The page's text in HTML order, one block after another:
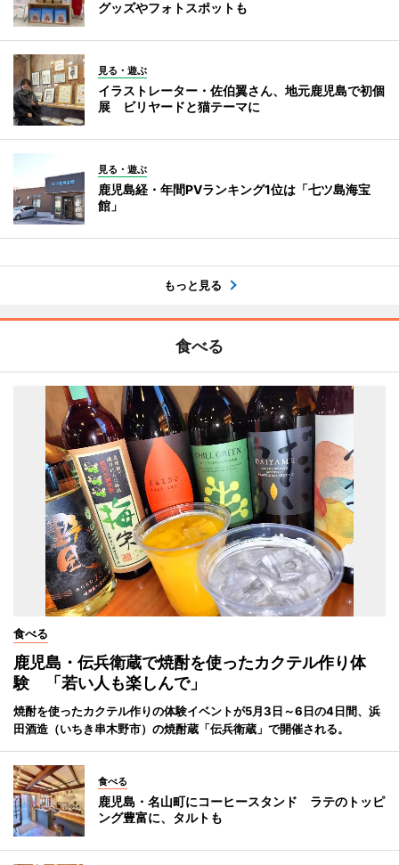
グッズやフォトスポットも
見る・遊ぶ
イラストレーター・佐伯翼さん、地元鹿児島で初個
展 ビリヤードと猫テーマに
見る・遊ぶ
鹿児島経・年間PVランキング1位は「七ツ島海宝
館」
もっと見る
食べる
食べる
鹿児島・伝兵衛蔵で焼酎を使ったカクテル作り体
験 「若い人も楽しんで」
焼酎を使ったカクテル作りの体験イベントが5月3日～6日の4日間、浜
田酒造（いちき串木野市）の焼酎蔵「伝兵衛蔵」で開催される。
食べる
鹿児島・名山町にコーヒースタンド ラテのトッピ
ング豊富に、タルトも